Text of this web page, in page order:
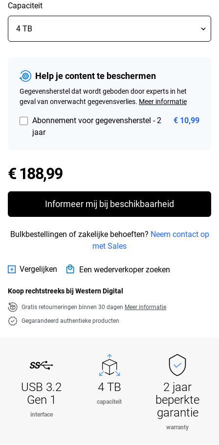
Capaciteit
Help je content te beschermen
Gegevensherstel dat wordt geboden door experts in het
geval van onverwacht gegevensverlies. Meer informatie
Abonnement voor gegevensherstel - 2
jaar
€ 10,99
€ 188,99Price € 188,99
Informeer mij bij beschikbaarheid
Bulkbestellingen of zakelijke behoeften? Neem contact op
met Sales
Vergelijken Een wederverkoper zoeken
Koop rechtstreeks bij Western Digital
Gratis retourneringen binnen 30 dagen Meer informatie
Gegarandeerd authentieke producten
USB 3.2
Gen 1
interface
4 TB
capaciteit
2 jaar
beperkte
garantie
warranty